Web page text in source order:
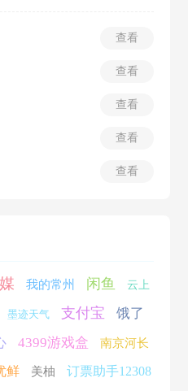
查看
查看
查看
查看
查看
我的常州 闲鱼 云上
墨迹天气 支付宝
饿了
4399游戏盒 南京河长
鲜 美柚 订票助手12308